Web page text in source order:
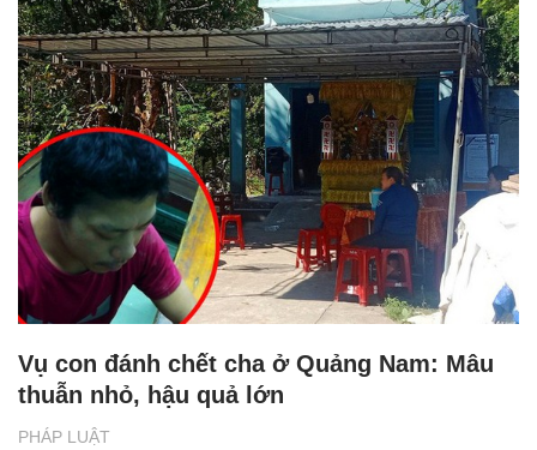
PHÁP LUẬT
Vụ con đánh chết cha ở Quảng Nam: Mâu
thuẫn nhỏ, hậu quả lớn